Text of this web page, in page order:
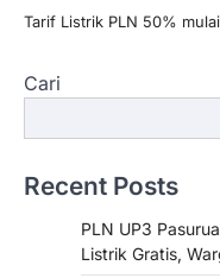
Tarif Listrik PLN 50%
Cari
Recent Posts
PLN UP3
Listrik Gratis,